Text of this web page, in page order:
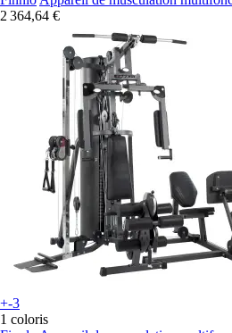
2 364,64 €
+-3
1 coloris